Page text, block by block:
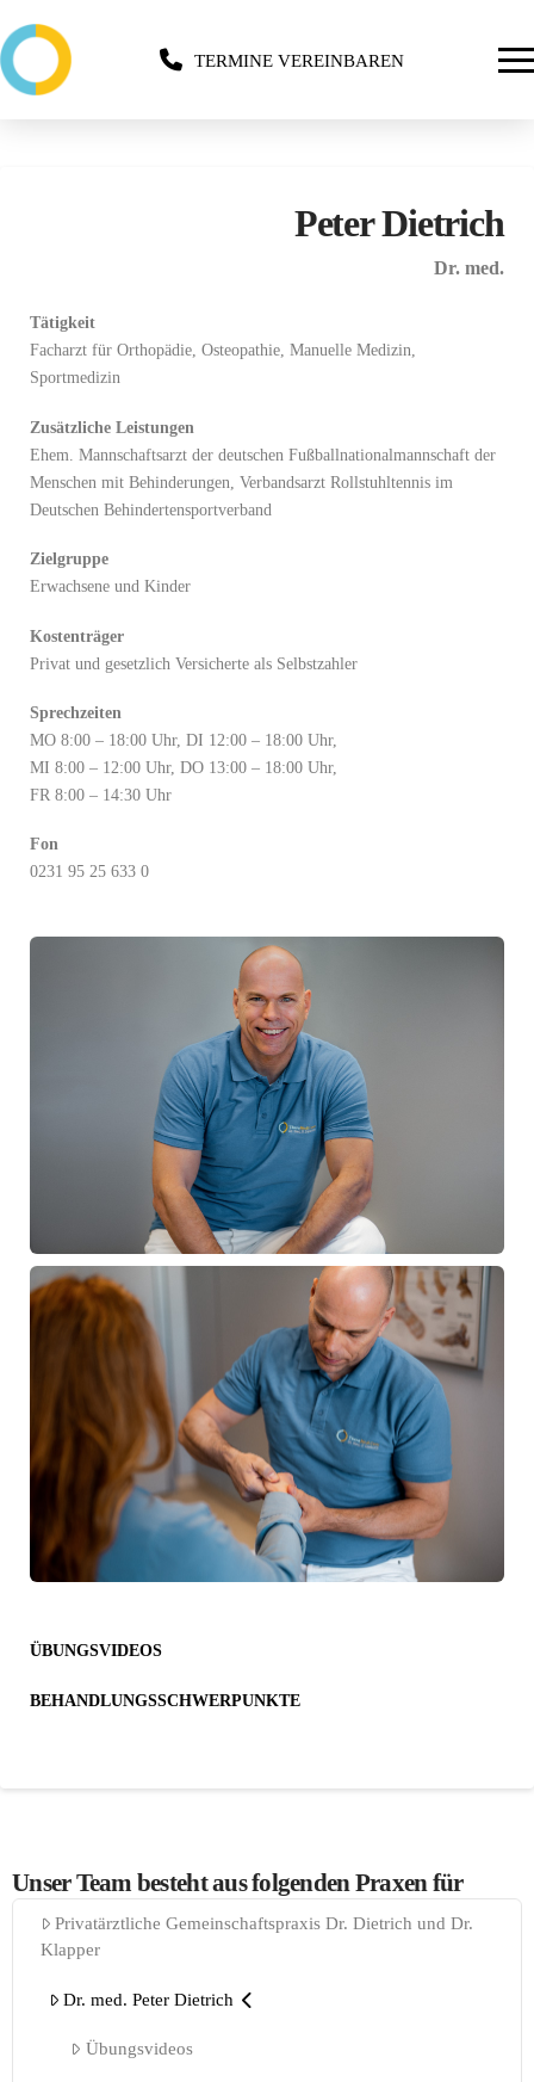
TERMINE VEREINBAREN
Peter Dietrich
Dr. med.
Tätigkeit
Facharzt für Orthopädie, Osteopathie, Manuelle Medizin,
Sportmedizin
Zusätzliche Leistungen
Ehem. Mannschaftsarzt der deutschen Fußballnationalmannschaft der
Menschen mit Behinderungen, Verbandsarzt Rollstuhltennis im
Deutschen Behindertensportverband
Zielgruppe
Erwachsene und Kinder
Kostenträger
Privat und gesetzlich Versicherte als Selbstzahler
Sprechzeiten
MO 8:00 – 18:00 Uhr, DI 12:00 – 18:00 Uhr,
MI 8:00 – 12:00 Uhr, DO 13:00 – 18:00 Uhr,
FR 8:00 – 14:30 Uhr
Fon
0231 95 25 633 0
ÜBUNGSVIDEOS
BEHANDLUNGSSCHWERPUNKTE
Unser Team besteht aus folgenden Praxen für
Privatärztliche Gemeinschaftspraxis Dr. Dietrich und Dr.
Klapper
Dr. med. Peter Dietrich
Übungsvideos